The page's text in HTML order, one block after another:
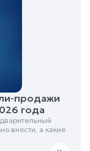
продажи
года
внести, а какие